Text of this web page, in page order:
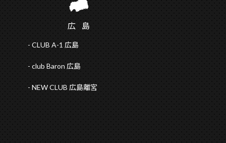
広 島
CLUB A-1 広島
club Baron 広島
NEW CLUB 広島離宮